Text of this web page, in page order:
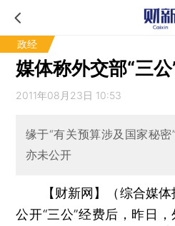
政经
媒体称外交部“三
2011年08月23日 10:53
缘于“有关预算涉及国家秘
亦未公开
【财新网】（综合媒体
公开“三公”经费后，昨日